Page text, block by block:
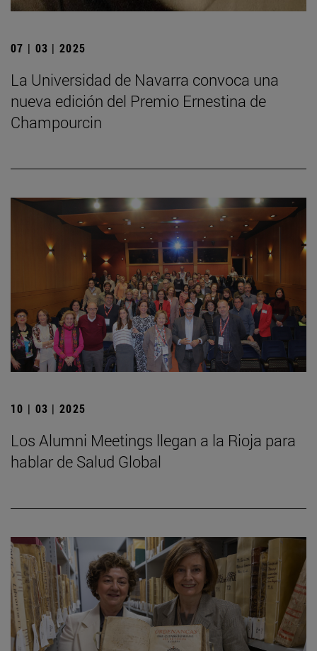
07 | 03 | 2025
La Universidad de Navarra convoca una
nueva edición del Premio Ernestina de
Champourcin
10 | 03 | 2025
Los Alumni Meetings llegan a la Rioja para
hablar de Salud Global